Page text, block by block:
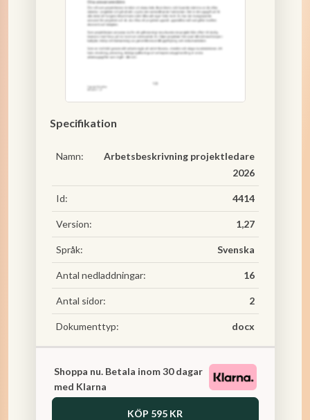
Specifikation
Namn:
Arbetsbeskrivning projektledare
2026
Id: 4414
Version: 1,27
Språk: Svenska
Antal nedladdningar: 16
Antal sidor: 2
Dokumenttyp: docx
Shoppa nu. Betala inom 30 dagar
med Klarna
KÖP 595 KR